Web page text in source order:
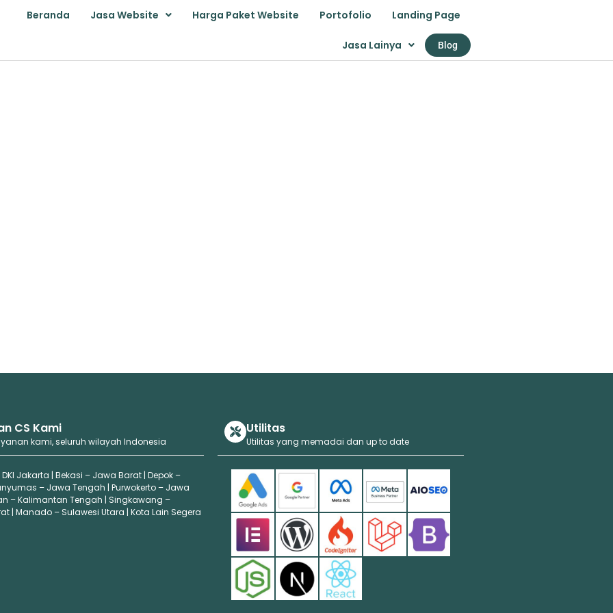
Beranda Jasa Website Harga Paket Website Portofolio Landing Page
Jasa Lainya Blog
CS Kami
kami, seluruh wilayah Indonesia
Jakarta | Bekasi – Jawa Barat | Depok –
– Jawa Tengah | Purwokerto – Jawa
– Kalimantan Tengah | Singkawang –
| Manado – Sulawesi Utara | Kota Lain Segera
Utilitas
Utilitas yang memadai dan up to date